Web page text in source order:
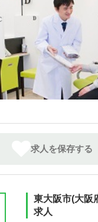
求人を保存する
東大阪市(大阪
求人